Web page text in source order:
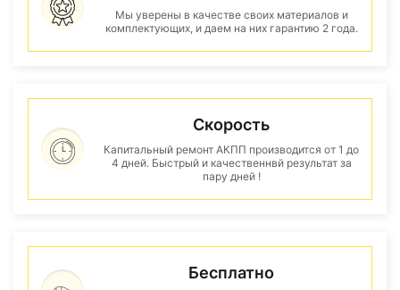
Мы уверены в качестве своих материалов и
комплектующих, и даем на них гарантию 2 года.
Скорость
Капитальный ремонт АКПП производится от 1 до
4 дней. Быстрый и качественнвй результат за
пару дней !
Бесплатно